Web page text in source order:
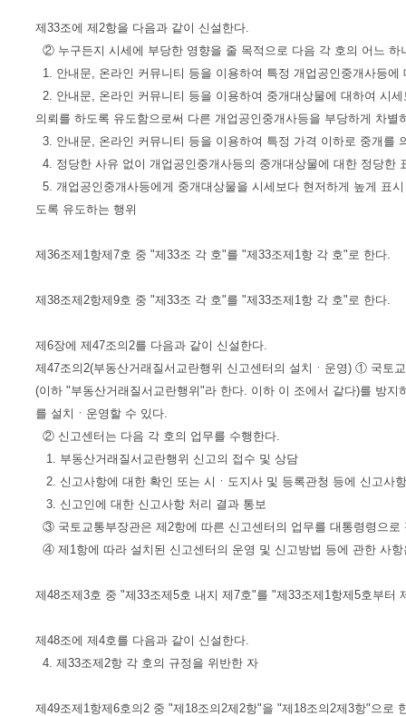
제33조에 제2항을 다음과 같이 신설한다.
② 누구든지 시세에 부당한 영향을 줄 목적으로 다음 각 호의 어느
1. 안내문, 온라인 커뮤니티 등을 이용하여 특정 개업공인중개사등
2. 안내문, 온라인 커뮤니티 등을 이용하여 중개대상물에 대하여 시
의뢰를 하도록 유도함으로써 다른 개업공인중개사등을 부당하게 차별
3. 안내문, 온라인 커뮤니티 등을 이용하여 특정 가격 이하로 중개를
4. 정당한 사유 없이 개업공인중개사등의 중개대상물에 대한 정당한
5. 개업공인중개사등에게 중개대상물을 시세보다 현저하게 높게 표
도록 유도하는 행위
제36조제1항제7호 중 "제33조 각 호"를 "제33조제1항 각 호"로 한다.
제38조제2항제9호 중 "제33조 각 호"를 "제33조제1항 각 호"로 한다.
제6장에 제47조의2를 다음과 같이 신설한다.
제47조의2(부동산거래질서교란행위 신고센터의 설치ㆍ운영) ① 국토
(이하 "부동산거래질서교란행위"라 한다. 이하 이 조에서 같다)를 방
를 설치ㆍ운영할 수 있다.
② 신고센터는 다음 각 호의 업무를 수행한다.
1. 부동산거래질서교란행위 신고의 접수 및 상담
2. 신고사항에 대한 확인 또는 시ㆍ도지사 및 등록관청 등에 신고사
3. 신고인에 대한 신고사항 처리 결과 통보
③ 국토교통부장관은 제2항에 따른 신고센터의 업무를 대통령령으로
④ 제1항에 따라 설치된 신고센터의 운영 및 신고방법 등에 관한 사
제48조제3호 중 "제33조제5호 내지 제7호"를 "제33조제1항제5호부터
제48조에 제4호를 다음과 같이 신설한다.
4. 제33조제2항 각 호의 규정을 위반한 자
제49조제1항제6호의2 중 "제18조의2제2항"을 "제18조의2제3항"으로